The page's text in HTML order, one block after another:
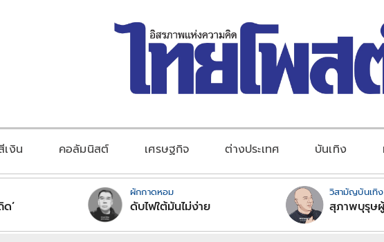
เงิน คอลัมนิสต์ เศรษฐกิจ ต่างประเทศ บันเทิง
ด’
ผักกาดหอม
ดับไฟใต้มันไม่ง่าย
วิสามัญบันเทิง
สุภาพบุรุษผู้